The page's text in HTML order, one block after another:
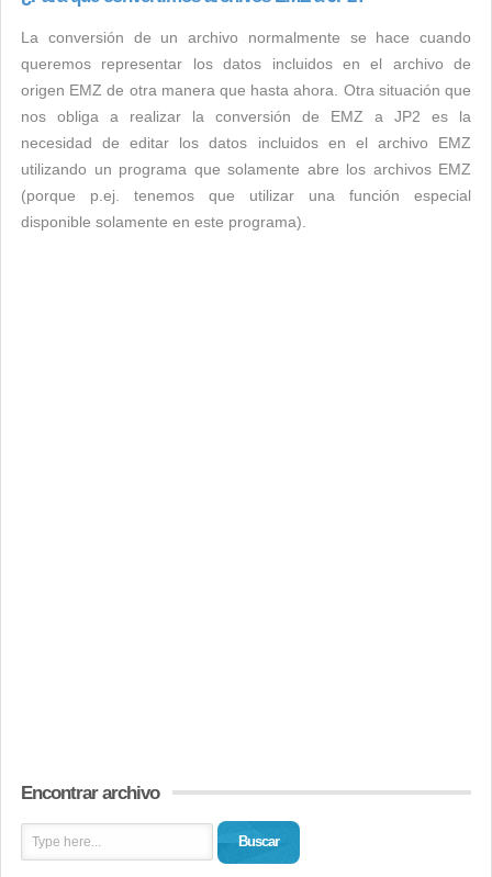
La conversión de un archivo normalmente se hace cuando
queremos representar los datos incluidos en el archivo de
origen EMZ de otra manera que hasta ahora. Otra situación que
nos obliga a realizar la conversión de EMZ a JP2 es la
necesidad de editar los datos incluidos en el archivo EMZ
utilizando un programa que solamente abre los archivos EMZ
(porque p.ej. tenemos que utilizar una función especial
disponible solamente en este programa).
Encontrar archivo
Buscar